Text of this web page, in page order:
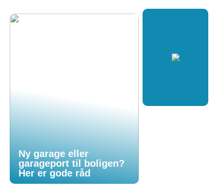
Ny garage eller
garageport til boligen?
Her er gode råd